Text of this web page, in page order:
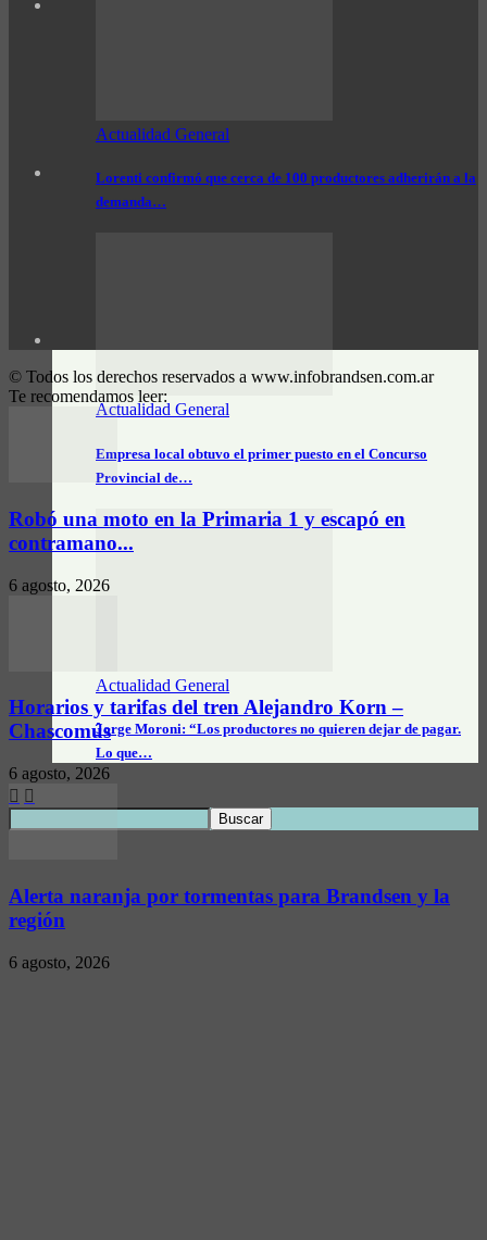
Actualidad General
Lorenti confirmó que cerca de 100 productores adherirán a la
demanda…
Actualidad General
Empresa local obtuvo el primer puesto en el Concurso
Provincial de…
Actualidad General
Jorge Moroni: “Los productores no quieren dejar de pagar.
Lo que…
© Todos los derechos reservados a www.infobrandsen.com.ar
Te recomendamos leer:
Robó una moto en la Primaria 1 y escapó en
contramano...
6 agosto, 2026
Horarios y tarifas del tren Alejandro Korn –
Chascomús
6 agosto, 2026
Alerta naranja por tormentas para Brandsen y la
región
6 agosto, 2026